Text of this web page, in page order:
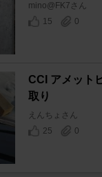
mino@FK7さん
15
0
CCI アメット
取り
えんちょさん
25
0